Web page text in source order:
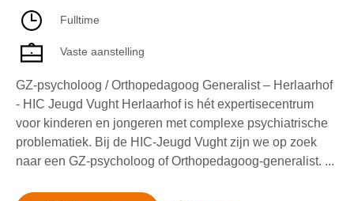
Fulltime
Vaste aanstelling
GZ-psycholoog / Orthopedagoog Generalist – Herlaarhof
- HIC Jeugd Vught Herlaarhof is hét expertisecentrum
voor kinderen en jongeren met complexe psychiatrische
problematiek. Bij de HIC-Jeugd Vught zijn we op zoek
naar een GZ-psycholoog of Orthopedagoog-generalist. ...